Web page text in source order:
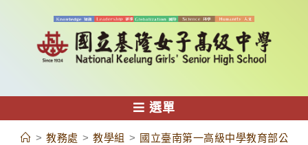
容
選單
> 教務處 > 教學組 > 國立臺南第一高級中學教育部公民